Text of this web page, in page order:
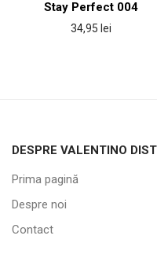
Stay Perfect 004
34,95 lei
DESPRE VALENTINO
Prima pagină
Despre noi
Contact